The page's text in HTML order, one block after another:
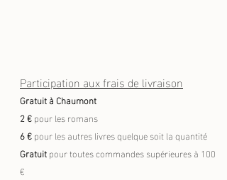
Participation aux frais de livraison
Gratuit à Chaumont
2 €pour les romans
6 €pour les autres livres quelque soit la quantité
Gratuitpour toutes commandes supérieures à 100
€